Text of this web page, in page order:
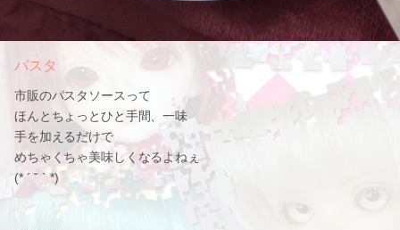
パスタ
市販のパスタソースって
ほんとちょっとひと手間、一味
手を加えるだけで
めちゃくちゃ美味しくなるよねぇ
(* ´ ˘ ` *)